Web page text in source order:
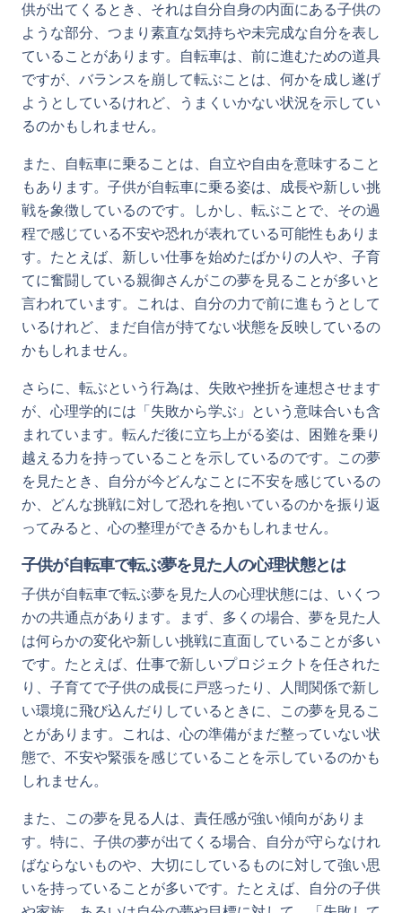
供が出てくるとき、それは自分自身の内面にある子供の
ような部分、つまり素直な気持ちや未完成な自分を表し
ていることがあります。自転車は、前に進むための道具
ですが、バランスを崩して転ぶことは、何かを成し遂げ
ようとしているけれど、うまくいかない状況を示してい
るのかもしれません。
また、自転車に乗ることは、自立や自由を意味すること
もあります。子供が自転車に乗る姿は、成長や新しい挑
戦を象徴しているのです。しかし、転ぶことで、その過
程で感じている不安や恐れが表れている可能性もありま
す。たとえば、新しい仕事を始めたばかりの人や、子育
てに奮闘している親御さんがこの夢を見ることが多いと
言われています。これは、自分の力で前に進もうとして
いるけれど、まだ自信が持てない状態を反映しているの
かもしれません。
さらに、転ぶという行為は、失敗や挫折を連想させます
が、心理学的には「失敗から学ぶ」という意味合いも含
まれています。転んだ後に立ち上がる姿は、困難を乗り
越える力を持っていることを示しているのです。この夢
を見たとき、自分が今どんなことに不安を感じているの
か、どんな挑戦に対して恐れを抱いているのかを振り返
ってみると、心の整理ができるかもしれません。
子供が自転車で転ぶ夢を見た人の心理状態とは
子供が自転車で転ぶ夢を見た人の心理状態には、いくつ
かの共通点があります。まず、多くの場合、夢を見た人
は何らかの変化や新しい挑戦に直面していることが多い
です。たとえば、仕事で新しいプロジェクトを任された
り、子育てで子供の成長に戸惑ったり、人間関係で新し
い環境に飛び込んだりしているときに、この夢を見るこ
とがあります。これは、心の準備がまだ整っていない状
態で、不安や緊張を感じていることを示しているのかも
しれません。
また、この夢を見る人は、責任感が強い傾向がありま
す。特に、子供の夢が出てくる場合、自分が守らなけれ
ばならないものや、大切にしているものに対して強い思
いを持っていることが多いです。たとえば、自分の子供